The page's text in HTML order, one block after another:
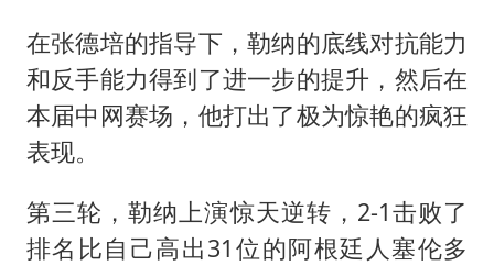
在张德培的指导下，勒纳的底线对抗能力
和反手能力得到了进一步的提升，然后在
本届中网赛场，他打出了极为惊艳的疯狂
表现。
第三轮，勒纳上演惊天逆转，2-1击败了
排名比自己高出31位的阿根廷人塞伦多